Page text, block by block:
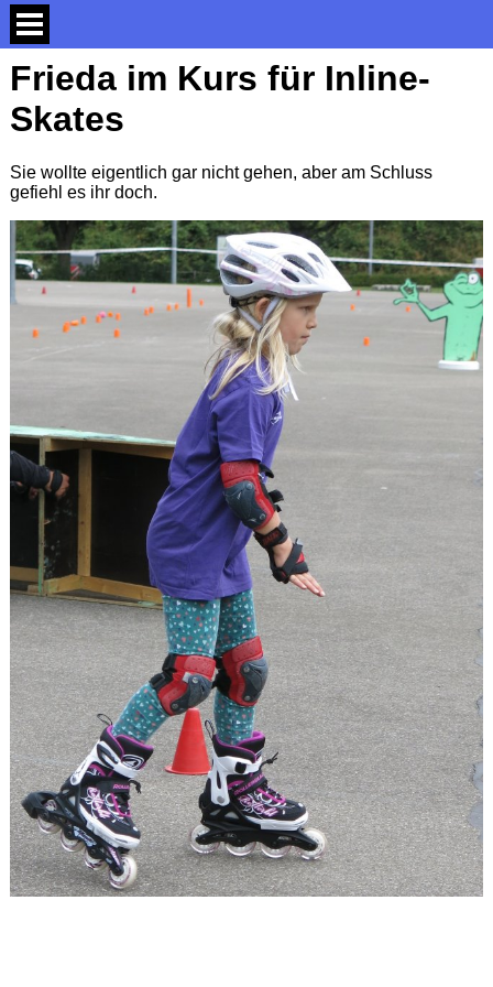
Frieda im Kurs für Inline-
Skates
Sie wollte eigentlich gar nicht gehen, aber am Schluss
gefiehl es ihr doch.